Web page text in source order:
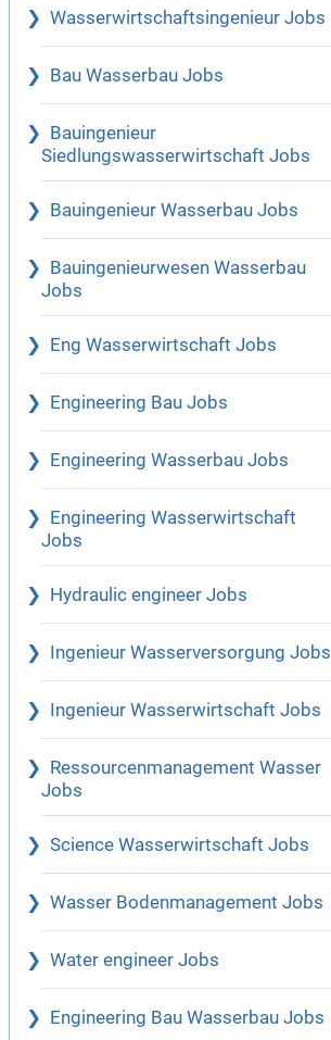
Wasserwirtschaftsingenieur Jobs
Bau Wasserbau Jobs
Bauingenieur
Siedlungswasserwirtschaft Jobs
Bauingenieur Wasserbau Jobs
Bauingenieurwesen Wasserbau
Jobs
Eng Wasserwirtschaft Jobs
Engineering Bau Jobs
Engineering Wasserbau Jobs
Engineering Wasserwirtschaft
Jobs
Hydraulic engineer Jobs
Ingenieur Wasserversorgung Jobs
Ingenieur Wasserwirtschaft Jobs
Ressourcenmanagement Wasser
Jobs
Science Wasserwirtschaft Jobs
Wasser Bodenmanagement Jobs
Water engineer Jobs
Engineering Bau Wasserbau Jobs